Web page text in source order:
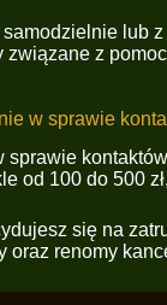
lub
związane z
w sprawie
sprawie
od 100 do 500
się na
oraz renomy